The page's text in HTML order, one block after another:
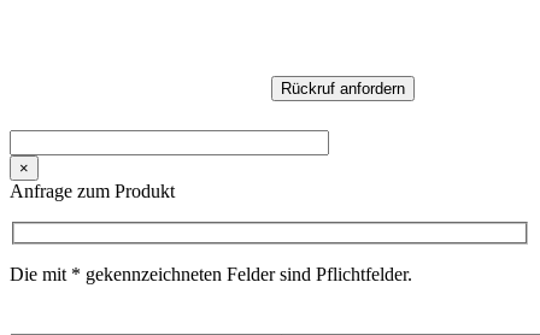
×
Anfrage zum Produkt
Die mit * gekennzeichneten Felder sind Pflichtfelder.